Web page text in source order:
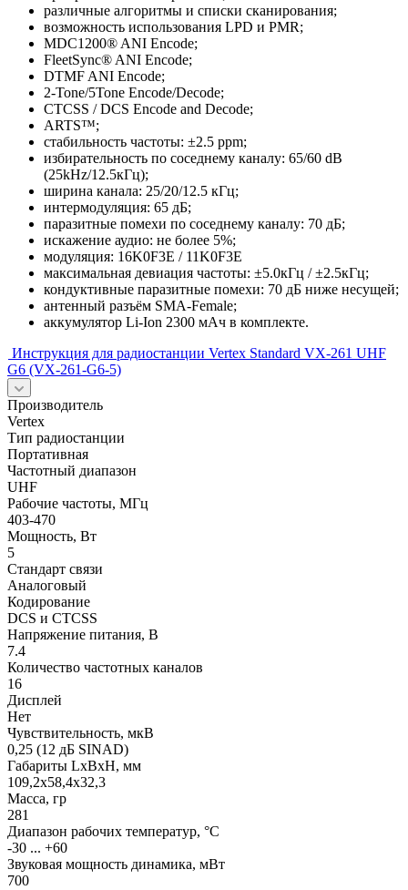
различные алгоритмы и списки сканирования;
возможность использования LPD и PMR;
MDC1200® ANI Encode;
FleetSync® ANI Encode;
DTMF ANI Encode;
2-Tone/5Tone Encode/Decode;
CTCSS / DCS Encode and Decode;
ARTS™;
стабильность частоты: ±2.5 ppm;
избирательность по соседнему каналу: 65/60 dB
(25kHz/12.5кГц);
ширина канала: 25/20/12.5 кГц;
интермодуляция: 65 дБ;
паразитные помехи по соседнему каналу: 70 дБ;
искажение аудио: не более 5%;
модуляция: 16K0F3E / 11K0F3E
максимальная девиация частоты: ±5.0кГц / ±2.5кГц;
кондуктивные паразитные помехи: 70 дБ ниже несущей;
антенный разъём SMA-Female;
аккумулятор Li-Ion 2300 мАч в комплекте.
Инструкция для радиостанции Vertex Standard VX-261 UHF
G6 (VX-261-G6-5)
Производитель
Vertex
Тип радиостанции
Портативная
Частотный диапазон
UHF
Рабочие частоты, МГц
403-470
Мощность, Вт
5
Стандарт связи
Аналоговый
Кодирование
DCS и CTCSS
Напряжение питания, В
7.4
Количество частотных каналов
16
Дисплей
Нет
Чувствительность, мкВ
0,25 (12 дБ SINAD)
Габариты LхBхН, мм
109,2x58,4x32,3
Масса, гр
281
Диапазон рабочих температур, °С
-30 ... +60
Звуковая мощность динамика, мВт
700